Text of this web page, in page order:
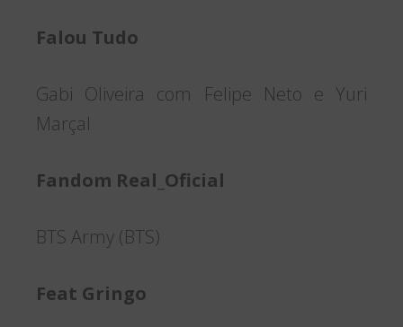
Falou Tudo
Gabi Oliveira com Felipe Neto e Yuri
Marçal
Fandom Real_Oficial
BTS Army (BTS)
Feat Gringo